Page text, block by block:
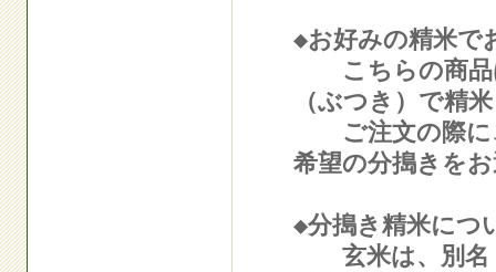
◆お好みの精米で
こちらの商品
（ぶつき）で精
ご注文の際に
希望の分搗きを
◆分搗き精米につ
玄米は、別名